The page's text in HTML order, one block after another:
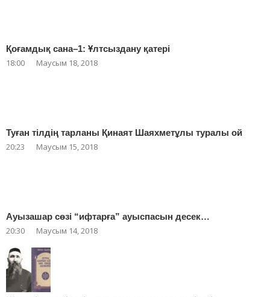
Қоғамдық сана–1: Ұлтсыздану қатері
18:00 Маусым 18, 2018
Туған тілдің тарланы Қинаят Шаяхметұлы туралы ой
20:23 Маусым 15, 2018
Ауызашар сөзі “ифтарға” ауыспасын десек…
20:30 Маусым 14, 2018